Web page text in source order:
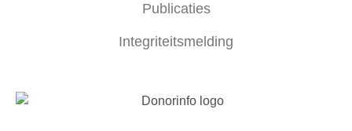
Publicaties
Integriteitsmelding